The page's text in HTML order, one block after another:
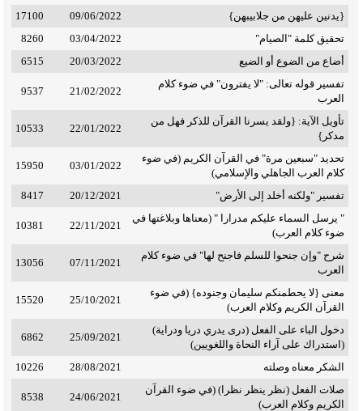
{يدنين عليهن من جلابيبهن}
09/06/2022
17100
تحقيق كلمة "الصيام"
03/04/2022
8260
أضاع من الضوع أو الضيع
20/03/2022
6515
تفسير قوله تعالى: "لا يفترون" في ضوء كلام
العرب
21/02/2022
9537
تأويل الآية: {ولقد يسرنا القرآن للذكر فهل من
مدكر}
22/01/2022
10533
تحديد "سبعين مرة" في القرآن الكريم (في ضوء
كلام العرب الجاهلي والإسلامي)
03/01/2022
15950
تفسير "ولكنه أخلد إلى الأرض" 20/12/2021
8417
" يرسل السماء عليكم مدرارا " (معناها وبلاغتها في
ضوء كلام العرب)
22/11/2021
10381
شرح "وإن جنحوا للسلم فاجنح لها" في ضوء كلام
العرب
07/11/2021
13056
معنى {لا يحطمنكم سليمان وجنوده} (في ضوء
القرآن الكريم وكلام العرب)
25/10/2021
15520
دخول الباء على الفعل (درى يدري دريا ودراية)
(استدراك على آراء النحاة واللغويين)
25/09/2021
6862
الشكر معناه وصلته 28/08/2021
10226
صلات الفعل (نظر ينظر نظرا) (في ضوء القرآن
الكريم وكلام العرب)
24/06/2021
8538